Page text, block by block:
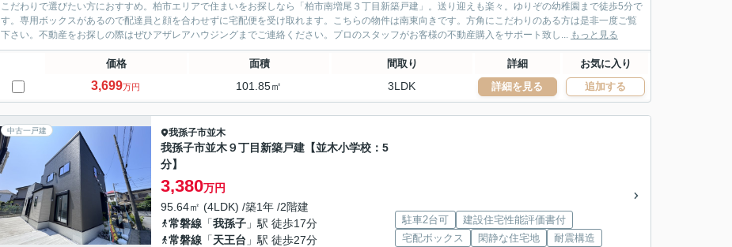
こだわりで選びたい方におすすめ。柏市エリアで住まいをお探しなら「柏市南増尾３丁目新築戸建」。送り迎えも楽々。ゆりぞの幼稚園まで徒歩5分で
す。専用ボックスがあるので配達員と顔を合わせずに宅配便を受け取れます。こちらの物件は南東向きです。方角にこだわりのある方は是非一度ご覧
下さい。不動産をお探しの際はぜひアザレアハウジングまでご連絡ください。プロのスタッフがお客様の不動産購入をサポート致し... もっと見る
価格 面積 間取り 詳細 お気に入り
3,699万円 101.85㎡ 3LDK 詳細を見る 追加する
中古一戸建 我孫子市並木
我孫子市並木９丁目新築戸建【並木小学校：5
分】
3,380万円
95.64㎡ (4LDK) /築1年 /2階建
常磐線 「我孫子 」駅 徒歩17分
常磐線 「天王台 」駅 徒歩27分
駐車2台可
建設住宅性能評価書付
宅配ボックス
閑静な住宅地
耐震構造